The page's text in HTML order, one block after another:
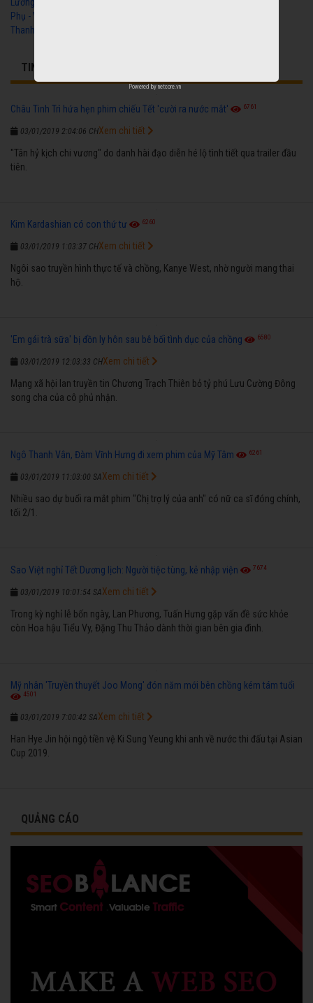
Phụ - Vũ Linh, Tài Linh,
Thanh Ngân
TIN BÊN LỀ LIÊN QUAN
Châu Tinh Trì hứa hẹn phim chiếu Tết 'cười ra nước mắt' 6761
03/01/2019 2:04:06 CH
"Tân hỷ kịch chi vương" do danh hài đạo diễn hé lộ tình tiết qua trailer đầu
tiên.
Xem chi tiết
Kim Kardashian có con thứ tư 6260
03/01/2019 1:03:37 CH
Ngôi sao truyền hình thực tế và chồng, Kanye West, nhờ người mang thai
hộ.
Xem chi tiết
'Em gái trà sữa' bị đồn ly hôn sau bê bối tình dục của chồng 6580
03/01/2019 12:03:33 CH
Mạng xã hội lan truyền tin Chương Trạch Thiên bỏ tỷ phú Lưu Cường Đông
song cha của cô phủ nhận.
Xem chi tiết
Ngô Thanh Vân, Đàm Vĩnh Hưng đi xem phim của Mỹ Tâm 6261
03/01/2019 11:03:00 SA
Nhiều sao dự buổi ra mắt phim "Chị trợ lý của anh" có nữ ca sĩ đóng chính,
tối 2/1.
Xem chi tiết
Sao Việt nghỉ Tết Dương lịch: Người tiệc tùng, kẻ nhập viện 7674
03/01/2019 10:01:54 SA
Trong kỳ nghỉ lễ bốn ngày, Lan Phương, Tuấn Hưng gặp vấn đề sức khỏe
còn Hoa hậu Tiểu Vy, Đặng Thu Thảo dành thời gian bên gia đình.
Xem chi tiết
Mỹ nhân 'Truyền thuyết Joo Mong' đón năm mới bên chồng kém tám tuổi
4501
03/01/2019 7:00:42 SA
Han Hye Jin hội ngộ tiền vệ Ki Sung Yeung khi anh về nước thi đấu tại Asian
Cup 2019.
Xem chi tiết
QUẢNG CÁO
Powered by netcore.vn